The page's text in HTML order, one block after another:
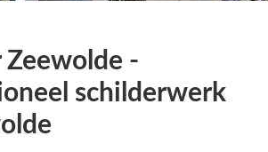
Zeewolde -
schilderwerk